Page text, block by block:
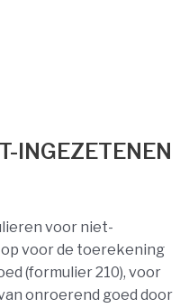
INGEZETENEN
voor niet-
voor de toerekening
(formulier 210), voor
onroerend goed door